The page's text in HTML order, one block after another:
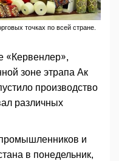
точках по всей стране.
«Кервенлер»,
зоне этрапа Ак
производство
различных
и
в понедельник,